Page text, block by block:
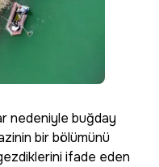
nedeniyle buğday
bir bölümünü
ifade eden